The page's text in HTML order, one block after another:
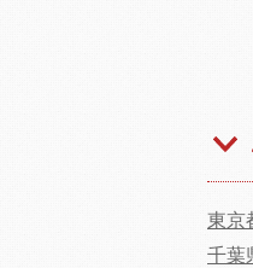
東京
千葉